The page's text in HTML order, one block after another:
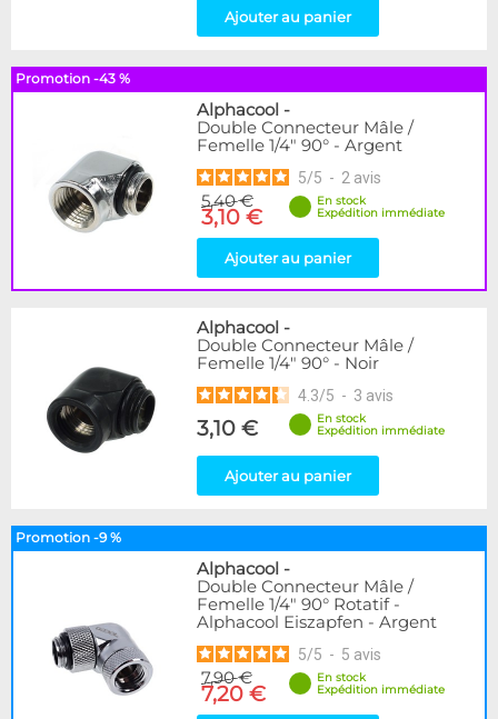
Ajouter au panier
Promotion -43 %
Alphacool -
Double Connecteur Mâle /
Femelle 1/4" 90° - Argent
5/5 - 2 avis
5,40 €
3,10 €
En stock
Expédition immédiate
Ajouter au panier
Alphacool -
Double Connecteur Mâle /
Femelle 1/4" 90° - Noir
4.3/5 - 3 avis
3,10 €
En stock
Expédition immédiate
Ajouter au panier
Promotion -9 %
Alphacool -
Double Connecteur Mâle /
Femelle 1/4" 90° Rotatif -
Alphacool Eiszapfen - Argent
5/5 - 5 avis
7,90 €
7,20 €
En stock
Expédition immédiate